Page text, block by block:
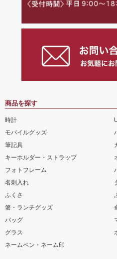
商品を探す
時計
モバイルグッズ
筆記具
キーホルダー・ストラップ
フォトフレーム
名刺入れ
ふくさ
箸・ランチグッズ
バッグ
グラス
ネームペン・ネーム印